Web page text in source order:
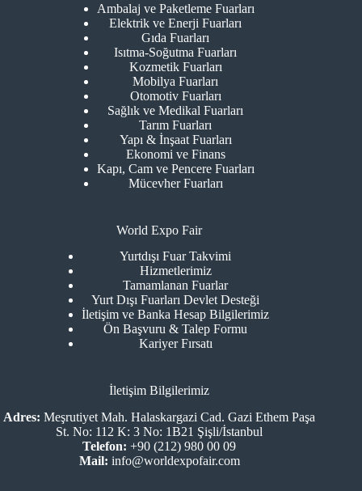
Ambalaj ve Paketleme Fuarları
Elektrik ve Enerji Fuarları
Gıda Fuarları
Isıtma-Soğutma Fuarları
Kozmetik Fuarları
Mobilya Fuarları
Otomotiv Fuarları
Sağlık ve Medikal Fuarları
Tarım Fuarları
Yapı & İnşaat Fuarları
Ekonomi ve Finans
Kapı, Cam ve Pencere Fuarları
Mücevher Fuarları
World Expo Fair
Yurtdışı Fuar Takvimi
Hizmetlerimiz
Tamamlanan Fuarlar
Yurt Dışı Fuarları Devlet Desteği
İletişim ve Banka Hesap Bilgilerimiz
Ön Başvuru & Talep Formu
Kariyer Fırsatı
İletişim Bilgilerimiz
Adres: Meşrutiyet Mah. Halaskargazi Cad. Gazi Ethem Paşa
St. No: 112 K: 3 No: 1B21 Şişli/İstanbul
Telefon: +90 (212) 980 00 09
Mail: info@worldexpofair.com